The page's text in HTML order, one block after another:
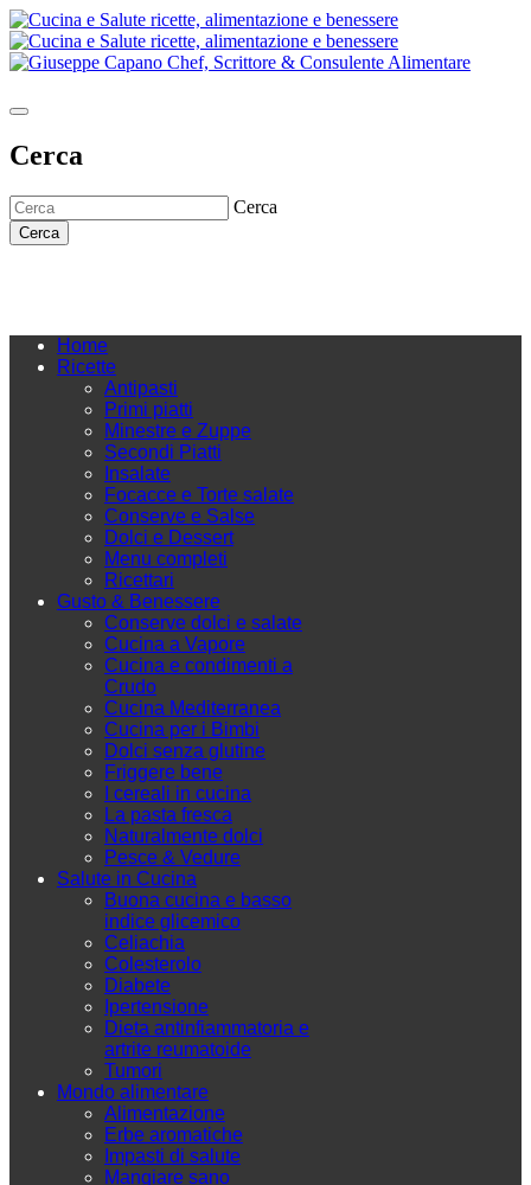
Cerca
Cerca
Cerca
Home
Ricette
Antipasti
Primi piatti
Minestre e Zuppe
Secondi Piatti
Insalate
Focacce e Torte salate
Conserve e Salse
Dolci e Dessert
Menu completi
Ricettari
Gusto & Benessere
Conserve dolci e salate
Cucina a Vapore
Cucina e condimenti a
Crudo
Cucina Mediterranea
Cucina per i Bimbi
Dolci senza glutine
Friggere bene
I cereali in cucina
La pasta fresca
Naturalmente dolci
Pesce & Vedure
Salute in Cucina
Buona cucina e basso
indice glicemico
Celiachia
Colesterolo
Diabete
Ipertensione
Dieta antinfiammatoria e
artrite reumatoide
Tumori
Mondo alimentare
Alimentazione
Erbe aromatiche
Impasti di salute
Mangiare sano